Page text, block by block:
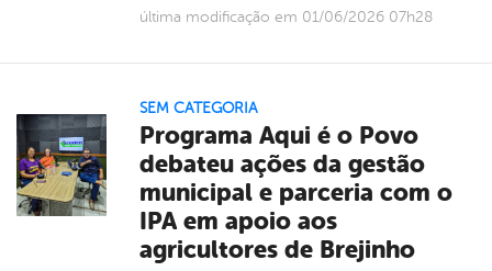
última modificação em 01/06/2026 07h28
SEM CATEGORIA
Programa Aqui é o Povo
debateu ações da gestão
municipal e parceria com o
IPA em apoio aos
agricultores de Brejinho